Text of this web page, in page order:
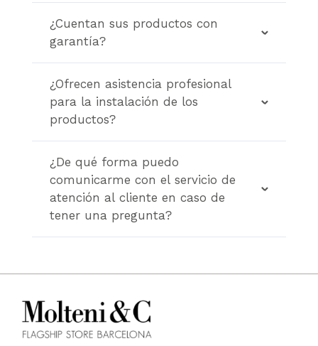
¿Cuentan sus productos con
garantía?
¿Ofrecen asistencia profesional
para la instalación de los
productos?
¿De qué forma puedo
comunicarme con el servicio de
atención al cliente en caso de
tener una pregunta?